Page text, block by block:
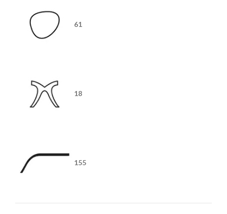
61
18
155